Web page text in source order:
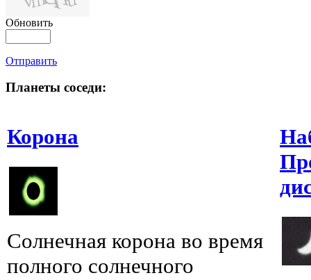
Обновить
Отправить
Планеты соседи:
Корона
Солнечная корона во время
полного солнечного